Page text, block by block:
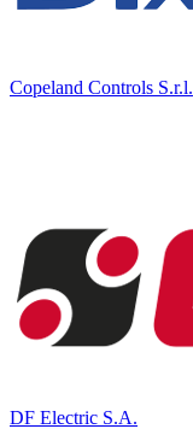
Copeland Controls S.r.l.
DF Electric S.A.